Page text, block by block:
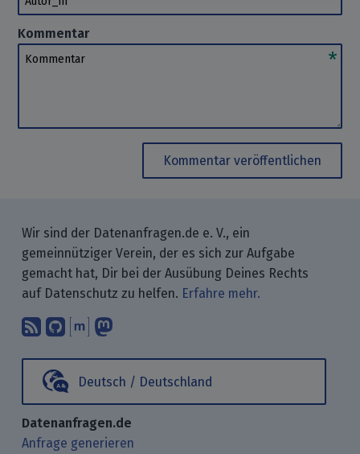
Kommentar
Kommentar
Kommentar veröffentlichen
Wir sind der Datenanfragen.de e. V., ein
gemeinnütziger Verein, der es sich zur Aufgabe
gemacht hat, Dir bei der Ausübung Deines Rechts
auf Datenschutz zu helfen. Erfahre mehr.
Abonniere unsere Blogbeiträge mit
Finde uns bei GitHub.
Unterhalte Dich mit uns über
Deutsch / Deutschland
Datenanfragen.de
Anfrage generieren